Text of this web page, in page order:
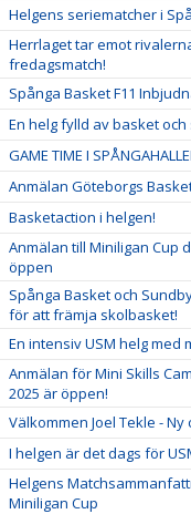
Helgens seriematcher i
Herrlaget tar emot
fredagsmatch!
Spånga Basket F11
En helg fylld av basket
GAME TIME I
Anmälan Göteborgs
Basketaction i helgen!
Anmälan till Miniligan Cup
öppen
Spånga Basket och
för att främja skolbasket!
En intensiv USM helg
Anmälan för Mini Skills
2025 är öppen!
Välkommen Joel Tekle -
I helgen är det dags för
Helgens
Miniligan Cup